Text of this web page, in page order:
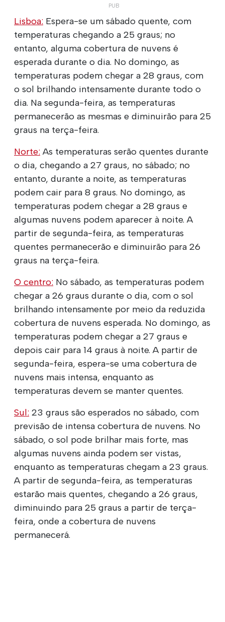
Lisboa: Espera-se um sábado quente, com
temperaturas chegando a 25 graus; no
entanto, alguma cobertura de nuvens é
esperada durante o dia. No domingo, as
temperaturas podem chegar a 28 graus, com
o sol brilhando intensamente durante todo o
dia. Na segunda-feira, as temperaturas
permanecerão as mesmas e diminuirão para 25
graus na terça-feira.
Norte: As temperaturas serão quentes durante
o dia, chegando a 27 graus, no sábado; no
entanto, durante a noite, as temperaturas
podem cair para 8 graus. No domingo, as
temperaturas podem chegar a 28 graus e
algumas nuvens podem aparecer à noite. A
partir de segunda-feira, as temperaturas
quentes permanecerão e diminuirão para 26
graus na terça-feira.
O centro: No sábado, as temperaturas podem
chegar a 26 graus durante o dia, com o sol
brilhando intensamente por meio da reduzida
cobertura de nuvens esperada. No domingo, as
temperaturas podem chegar a 27 graus e
depois cair para 14 graus à noite. A partir de
segunda-feira, espera-se uma cobertura de
nuvens mais intensa, enquanto as
temperaturas devem se manter quentes.
Sul: 23 graus são esperados no sábado, com
previsão de intensa cobertura de nuvens. No
sábado, o sol pode brilhar mais forte, mas
algumas nuvens ainda podem ser vistas,
enquanto as temperaturas chegam a 23 graus.
A partir de segunda-feira, as temperaturas
estarão mais quentes, chegando a 26 graus,
diminuindo para 25 graus a partir de terça-
feira, onde a cobertura de nuvens
permanecerá.